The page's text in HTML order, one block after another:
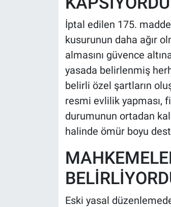
İptal edilen 175.
kusurunun daha ağır
almasını güvence
yasada belirlenmiş
belirli özel şartların
resmi evlilik yapması,
durumunun ortadan
halinde ömür boyu
Eski yasal